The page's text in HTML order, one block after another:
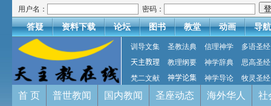
用户名： 密码：
答疑 资料下载 论坛 图书 教堂 动画 导航
训导文集 圣教法典 信理神学
多语圣经
天主教理
教理纲要 神学辞典
思高圣经
梵二文献
神学论集 神学导论 牧灵圣经
首 页 普世教闻 国内教闻 圣座动态 海外华人 社